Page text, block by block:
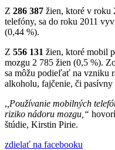
Z 286 387 žien, ktoré v roku
telefóny, sa do roku 2011
(0,44 %).
Z 556 131 žien, ktoré mobil
mozgu 2 785 žien (0,5 %).
sa môžu podieľať na vzniku
alkoholu, fajčenie, či
, ,Používanie mobilných
riziko nádoru mozgu,“
štúdie, Kirstin Pirie.
zdielať na facebooku